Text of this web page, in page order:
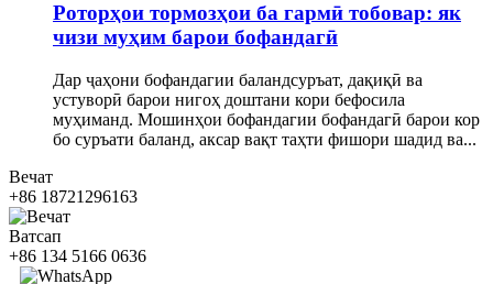
Роторҳои тормозҳои ба гармӣ тобовар: як
чизи муҳим барои бофандагӣ
Дар ҷаҳони бофандагии баландсуръат, дақиқӣ ва
устуворӣ барои нигоҳ доштани кори бефосила
муҳиманд. Мошинҳои бофандагии бофандагӣ барои кор
бо суръати баланд, аксар вақт таҳти фишори шадид ва...
Вечат
+86 18721296163
Ватсап
+86 134 5166 0636